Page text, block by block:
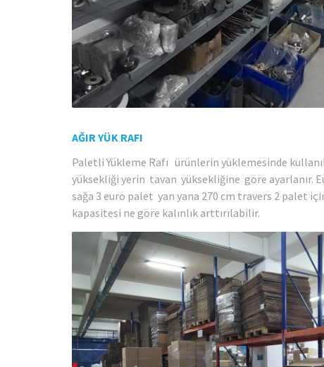
AĞIR YÜK RAFI
Paletli Yükleme Rafı ürünlerin yüklemesinde
yüksekliği yerin tavan yüksekliğine göre ayarlanır.
sağa 3 euro palet yan yana 270 cm travers 2 palet
kapasitesi ne göre kalınlık arttırılabilir.